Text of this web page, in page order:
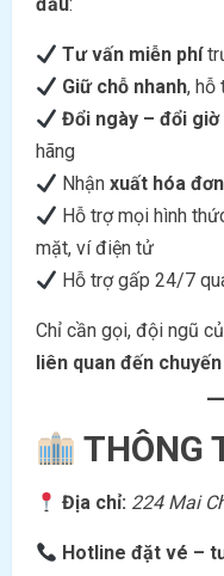
Tư vấn miễn phí
Giữ chỗ nhanh, hỗ
Đổi ngày – đổi
hãng
Nhậnxuất hóa
Hỗ trợ mọi hình
mặt, ví điện tử
Hỗ trợ gấp 24/7
Chỉ cần gọi, đội ngũ
liên quan đến
THÔNG
Địa chỉ: 224 Mai
Hotline đặt vé –